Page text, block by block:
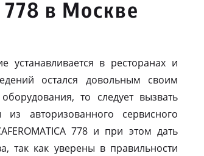
в Москве
устанавливается в ресторанах и
остался довольным своим
то следует вызвать
авторизованного сервисного
778 и при этом дать
так как уверены в правильности